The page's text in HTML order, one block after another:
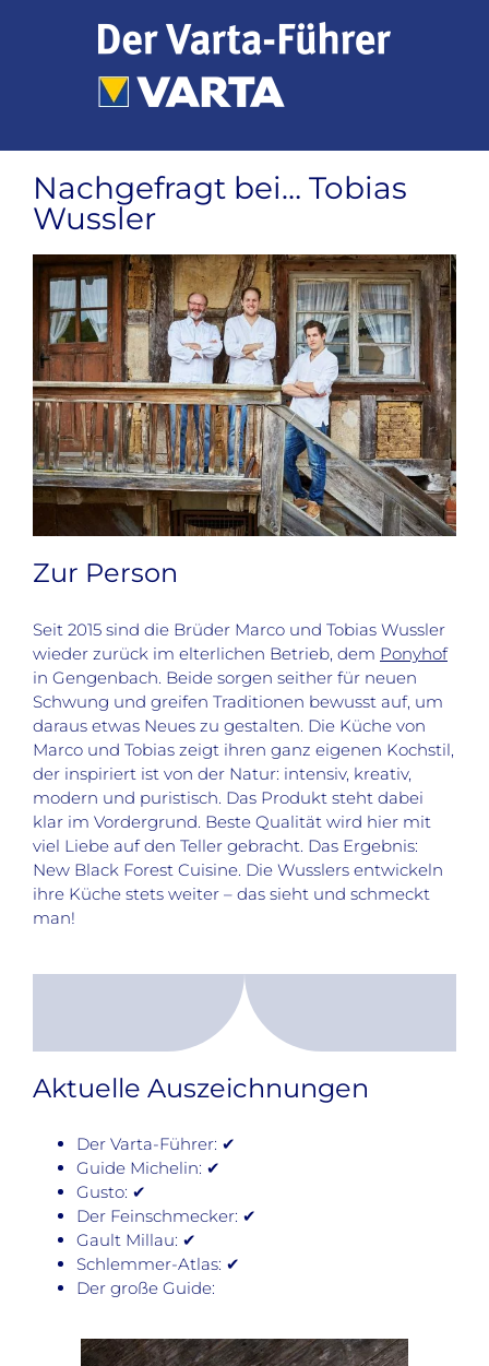
Nachgefragt bei… Tobias
Wussler
Zur Person
Seit 2015 sind die Brüder Marco und Tobias Wussler
wieder zurück im elterlichen Betrieb, dem Ponyhof
in Gengenbach. Beide sorgen seither für neuen
Schwung und greifen Traditionen bewusst auf, um
daraus etwas Neues zu gestalten. Die Küche von
Marco und Tobias zeigt ihren ganz eigenen Kochstil,
der inspiriert ist von der Natur: intensiv, kreativ,
modern und puristisch. Das Produkt steht dabei
klar im Vordergrund. Beste Qualität wird hier mit
viel Liebe auf den Teller gebracht. Das Ergebnis:
New Black Forest Cuisine. Die Wusslers entwickeln
ihre Küche stets weiter – das sieht und schmeckt
man!
Aktuelle Auszeichnungen
Der Varta-Führer: ✔
Guide Michelin: ✔
Gusto: ✔
Der Feinschmecker: ✔
Gault Millau: ✔
Schlemmer-Atlas: ✔
Der große Guide: